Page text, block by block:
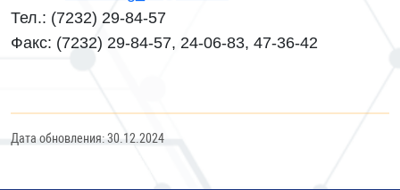
Тел.: (7232) 29-84-57
Факс: (7232) 29-84-57, 24-06-83, 47-36-42
Дата обновления: 30.12.2024